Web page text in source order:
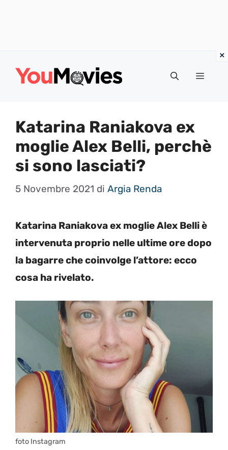
Menu
Katarina Raniakova ex
moglie Alex Belli, perchè
si sono lasciati?
5 Novembre 2021 di Argia Renda
Katarina Raniakova ex moglie Alex Belli è
intervenuta proprio nelle ultime ore dopo
la bagarre che coinvolge l’attore: ecco
cosa ha rivelato.
foto Instagram